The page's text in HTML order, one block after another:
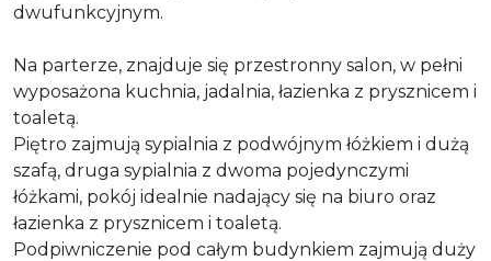
dwufunkcyjnym.
Na parterze, znajduje się przestronny salon, w pełni
wyposażona kuchnia, jadalnia, łazienka z prysznicem i
toaletą.
Piętro zajmują sypialnia z podwójnym łóżkiem i dużą
szafą, druga sypialnia z dwoma pojedynczymi
łóżkami, pokój idealnie nadający się na biuro oraz
łazienka z prysznicem i toaletą.
Podpiwniczenie pod całym budynkiem zajmują duży